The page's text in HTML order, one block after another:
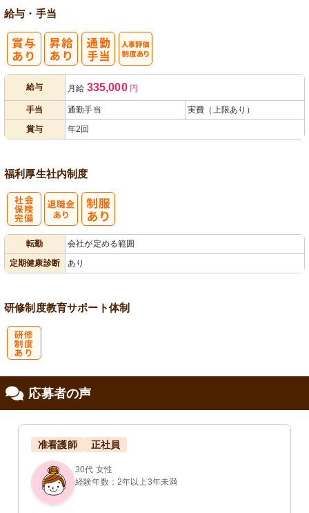
給与・手当
給与 月給 335,000円
手当 通勤手当
実費（上限あり）
賞与
年2回
福利厚生社内制度
転勤
会社が定める範囲
定期健康診断
あり
研修制度教育サポート体制
応募者の声
准看護師 正社員
30代 女性
経験年数：2年以上3年未満